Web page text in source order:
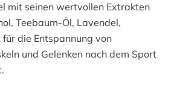
mit seinen wertvollen Extrakten
Teebaum-Öl, Lavendel,
die Entspannung von
und Gelenken nach dem Sport